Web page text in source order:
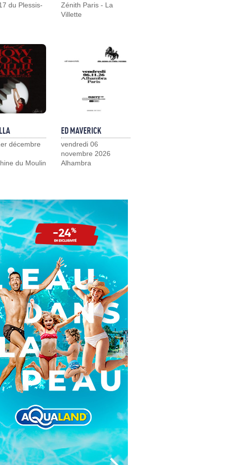
du Plessis-
Zénith Paris - La
Villette
décembre
du Moulin
ED MAVERICK
vendredi 06
novembre 2026
Alhambra